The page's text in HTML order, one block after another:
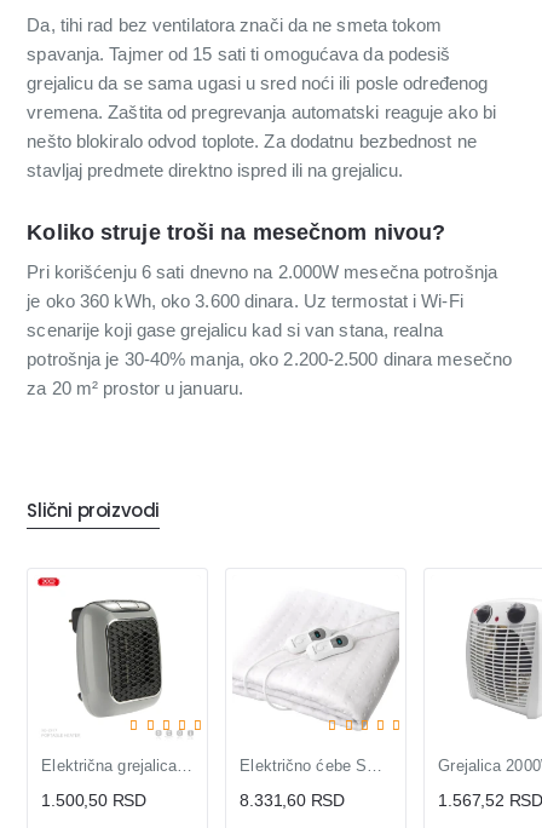
Da, tihi rad bez ventilatora znači da ne smeta tokom
spavanja. Tajmer od 15 sati ti omogućava da podesiš
grejalicu da se sama ugasi u sred noći ili posle određenog
vremena. Zaštita od pregrevanja automatski reaguje ako bi
nešto blokiralo odvod toplote. Za dodatnu bezbednost ne
stavljaj predmete direktno ispred ili na grejalicu.
Koliko struje troši na mesečnom nivou?
Pri korišćenju 6 sati dnevno na 2.000W mesečna potrošnja
je oko 360 kWh, oko 3.600 dinara. Uz termostat i Wi-Fi
scenarije koji gase grejalicu kad si van stana, realna
potrošnja je 30-40% manja, oko 2.200-2.500 dinara mesečno
za 20 m² prostor u januaru.
Slični proizvodi
1.500,50 RSD 8.331,60 RSD 1.567,52 RSD